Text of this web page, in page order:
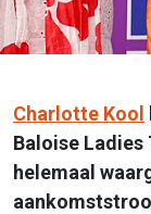
Charlotte Kool
Baloise
helemaal